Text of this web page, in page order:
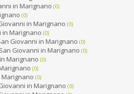
in Marignano (0)
(0)
in Marignano (0)
in Marignano (0)
Giovanni in Marignano (0)
Giovanni in Marignano (0)
Marignano (0)
(0)
Marignano (0)
in Marignano (0)